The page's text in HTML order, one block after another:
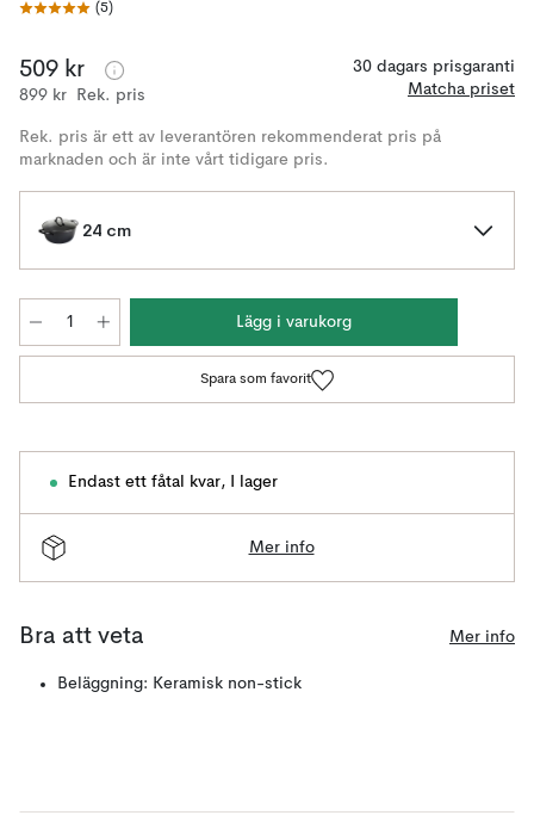
(5)
509 kr
899 kr Rek. pris
30 dagars prisgaranti
Matcha priset
Rek. pris är ett av leverantören rekommenderat pris på
marknaden och är inte vårt tidigare pris.
24 cm
Lägg i varukorg
Spara som favorit
Endast ett fåtal kvar, I lager
Mer info
Bra att veta Mer info
Beläggning: Keramisk non-stick